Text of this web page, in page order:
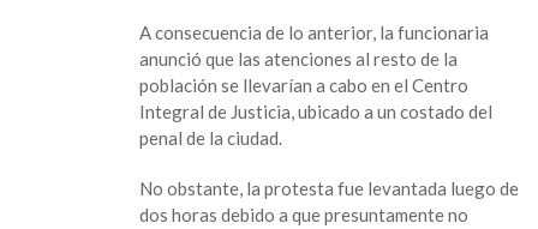
A consecuencia de lo anterior, la funcionaria
anunció que las atenciones al resto de la
población se llevarían a cabo en el Centro
Integral de Justicia, ubicado a un costado del
penal de la ciudad.
No obstante, la protesta fue levantada luego de
dos horas debido a que presuntamente no